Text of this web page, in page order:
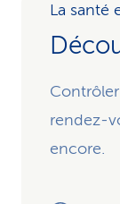
La santé
rendez-
encore.